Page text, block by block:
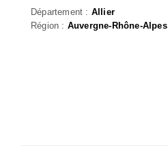
Département : Allier
Région : Auvergne-Rhône-Alpes